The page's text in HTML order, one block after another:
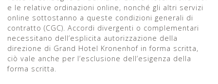
e le relative ordinazioni online, nonché gli altri servizi
online sottostanno a queste condizioni generali di
contratto (CGC). Accordi divergenti o complementari
necessitano dell’esplicita autorizzazione della
direzione di Grand Hotel Kronenhof in forma scritta,
ciò vale anche per l’esclusione dell’esigenza della
forma scritta.